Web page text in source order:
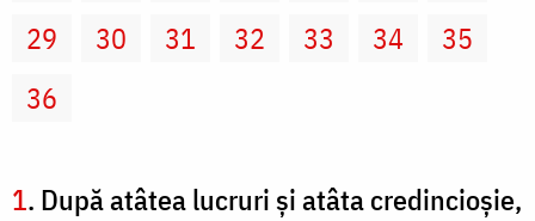
29
30 31 32 33 34
35
36
1. După atâtea lucruri şi atâta credincioşie,